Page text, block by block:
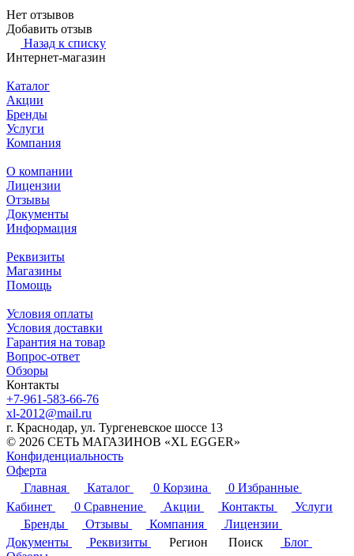
Нет отзывов
Добавить отзыв
Назад к списку
Интернет-магазин
Каталог
Акции
Бренды
Услуги
Компания
О компании
Лицензии
Отзывы
Документы
Информация
Реквизиты
Магазины
Помощь
Условия оплаты
Условия доставки
Гарантия на товар
Вопрос-ответ
Обзоры
Контакты
+7-961-583-66-76
xl-2012@mail.ru
г. Краснодар, ул. Тургеневское шоссе 13
© 2026 СЕТЬ МАГАЗИНОВ «XL EGGER»
Конфиденциальность
Оферта
Главная
Каталог 0 Корзина 0 Избранные
Кабинет
0 Сравнение Акции Контакты
Услуги
Бренды
Отзывы Компания
Лицензии
Документы
Реквизиты Регион Поиск
Блог